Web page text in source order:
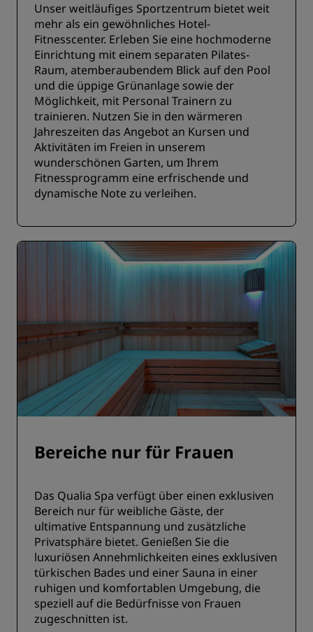
Unser weitläufiges Sportzentrum bietet weit
mehr als ein gewöhnliches Hotel-
Fitnesscenter. Erleben Sie eine hochmoderne
Einrichtung mit einem separaten Pilates-
Raum, atemberaubendem Blick auf den Pool
und die üppige Grünanlage sowie der
Möglichkeit, mit Personal Trainern zu
trainieren. Nutzen Sie in den wärmeren
Jahreszeiten das Angebot an Kursen und
Aktivitäten im Freien in unserem
wunderschönen Garten, um Ihrem
Fitnessprogramm eine erfrischende und
dynamische Note zu verleihen.
Bereiche nur für Frauen
Das Qualia Spa verfügt über einen exklusiven
Bereich nur für weibliche Gäste, der
ultimative Entspannung und zusätzliche
Privatsphäre bietet. Genießen Sie die
luxuriösen Annehmlichkeiten eines exklusiven
türkischen Bades und einer Sauna in einer
ruhigen und komfortablen Umgebung, die
speziell auf die Bedürfnisse von Frauen
zugeschnitten ist.